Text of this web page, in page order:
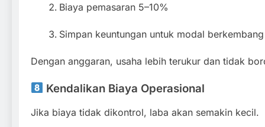
Biaya pemasaran 5–10%
Simpan keuntungan untuk modal berkembang
Dengan anggaran, usaha lebih terukur dan tidak
Kendalikan Biaya Operasional
Jika biaya tidak dikontrol, laba akan semakin kecil.